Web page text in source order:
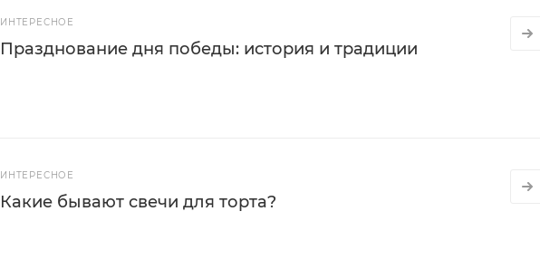
ИНТЕРЕСНОЕ
Празднование дня победы: история и традиции
ИНТЕРЕСНОЕ
Какие бывают свечи для торта?